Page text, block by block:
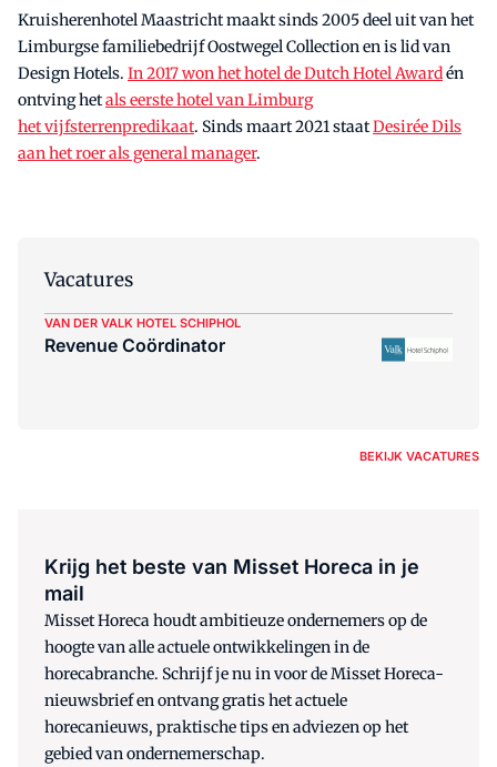
Kruisherenhotel Maastricht maakt sinds 2005 deel uit van het
Limburgse familiebedrijf Oostwegel Collection en is lid van
Design Hotels. In 2017 won het hotel de Dutch Hotel Awardén
ontving hetals eerste hotel van Limburg
het vijfsterrenpredikaat. Sinds maart 2021 staatDesirée Dils
aan het roer als general manager.
Vacatures
VAN DER VALK HOTEL SCHIPHOL
Revenue Coördinator
BEKIJK VACATURES
Krijg het beste van Misset Horeca in je
mail
Misset Horeca houdt ambitieuze ondernemers op de
hoogte van alle actuele ontwikkelingen in de
horecabranche. Schrijf je nu in voor de Misset Horeca-
nieuwsbrief en ontvang gratis het actuele
horecanieuws, praktische tips en adviezen op het
gebied van ondernemerschap.